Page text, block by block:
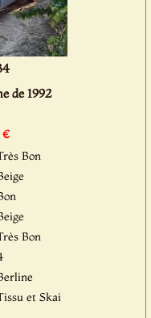
de 1992
€
Bon
Bon
et Skai